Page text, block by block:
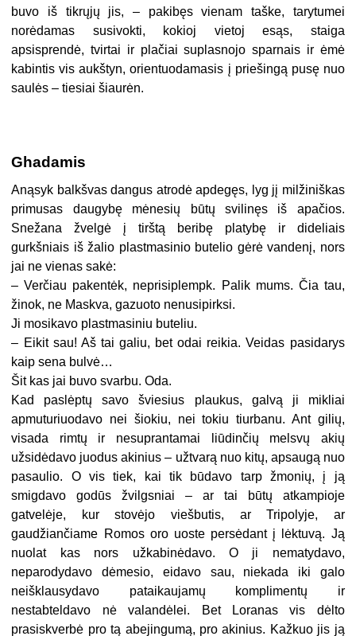
buvo iš tikrųjų jis, – pakibęs vienam taške, tarytumei
norėdamas susivokti, kokioj vietoj esąs, staiga
apsisprendė, tvirtai ir plačiai suplasnojo sparnais ir ėmė
kabintis vis aukštyn, orientuodamasis į priešingą pusę nuo
saulės – tiesiai šiaurėn.
Ghadamis
Anąsyk balkšvas dangus atrodė apdegęs, lyg jį milžiniškas
primusas daugybę mėnesių būtų svilinęs iš apačios.
Snežana žvelgė į tirštą beribę platybę ir dideliais
gurkšniais iš žalio plastmasinio butelio gėrė vandenį, nors
jai ne vienas sakė:
– Verčiau pakentėk, neprisiplempk. Palik mums. Čia tau,
žinok, ne Maskva, gazuoto nenusipirksi.
Ji mosikavo plastmasiniu buteliu.
– Eikit sau! Aš tai galiu, bet odai reikia. Veidas pasidarys
kaip sena bulvė…
Šit kas jai buvo svarbu. Oda.
Kad paslėptų savo šviesius plaukus, galvą ji mikliai
apmuturiuodavo nei šiokiu, nei tokiu tiurbanu. Ant gilių,
visada rimtų ir nesuprantamai liūdinčių melsvų akių
užsidėdavo juodus akinius – užtvarą nuo kitų, apsaugą nuo
pasaulio. O vis tiek, kai tik būdavo tarp žmonių, į ją
smigdavo godūs žvilgsniai – ar tai būtų atkampioje
gatvelėje, kur stovėjo viešbutis, ar Tripolyje, ar
gaudžiančiame Romos oro uoste persėdant į lėktuvą. Ją
nuolat kas nors užkabinėdavo. O ji nematydavo,
neparodydavo dėmesio, eidavo sau, niekada iki galo
neišklausydavo pataikaujamų komplimentų ir
nestabteldavo nė valandėlei. Bet Loranas vis dėlto
prasiskverbė pro tą abejingumą, pro akinius. Kažkuo jis ją